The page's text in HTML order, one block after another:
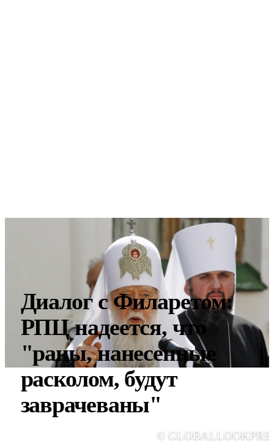
Диалог с Филаретом:
РПЦ надеется, что
"раны, нанесенные
расколом, будут
заврачеваны"
©